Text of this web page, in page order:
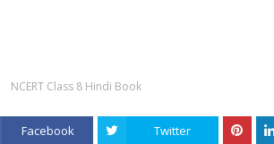
NCERT Class 8 Hindi Book
Facebook Twitter